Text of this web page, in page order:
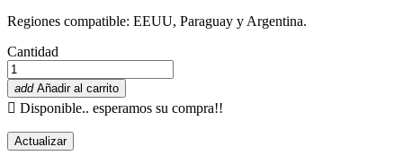
Regiones compatible: EEUU, Paraguay y Argentina.
Cantidad
add Añadir al carrito
 Disponible.. esperamos su compra!!